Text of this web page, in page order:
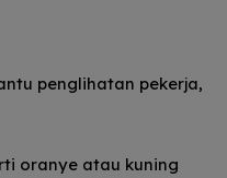
penglihatan pekerja,
oranye atau kuning